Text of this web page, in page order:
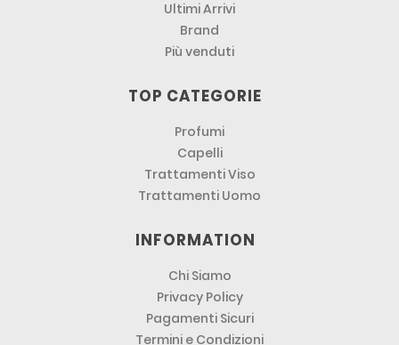
Ultimi Arrivi
Brand
Più venduti
TOP CATEGORIE
Profumi
Capelli
Trattamenti Viso
Trattamenti Uomo
INFORMATION
Chi Siamo
Privacy Policy
Pagamenti Sicuri
Termini e Condizioni